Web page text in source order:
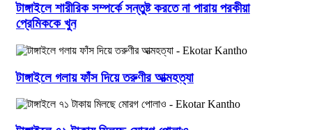
টাঙ্গাইলে শারীরিক সম্পর্কে সন্তুষ্ট করতে না পারায় পরকীয়া
প্রেমিককে খুন
টাঙ্গাইলে গলায় ফাঁস দিয়ে তরুণীর আত্মহত্যা